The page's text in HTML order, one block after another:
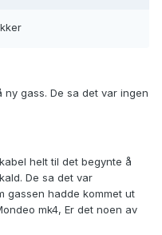
gass. De sa det var ingen
helt til det begynte å
De sa det var
gassen hadde kommet ut
mk4, Er det noen av